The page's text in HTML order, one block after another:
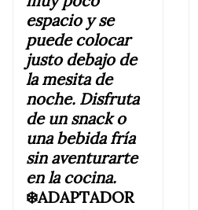
espacio y se
puede colocar
justo debajo de
la mesita de
noche. Disfruta
de un snack o
una bebida fría
sin aventurarte
en la cocina.
❄️ADAPTADOR